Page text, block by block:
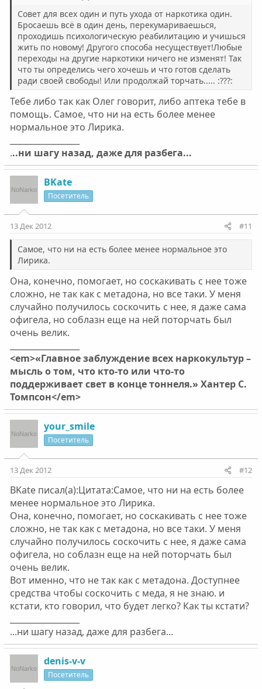
Совет для всех один и путь ухода от наркотика один.
Бросаешь всё в один день, перекумариваешься,
проходишь психологическую реабилитацию и учишься
жить по новому! Другого способа несуществует!Любые
переходы на другие наркотики ничего не изменят! Так
что ты определись чего хочешь и что готов сделать
ради своей свободы! Или продолжай торчать..... :???:
Тебе либо так как Олег говорит, либо аптека тебе в
помощь. Самое, что ни на есть более менее
нормальное это Лирика.
...ни шагу назад, даже для разбега...
BKate
Посетитель
13 Дек 2012 #11
Самое, что ни на есть более менее нормальное это
Лирика.
Она, конечно, помогает, но соскакивать с нее тоже
сложно, не так как с метадона, но все таки. У меня
случайно получилось соскочить с нее, я даже сама
офигела, но соблазн еще на ней поторчать был
очень велик.
<em>«Главное заблуждение всех наркокультур –
мысль о том, что кто-то или что-то
поддерживает свет в конце тоннеля.» Хантер С.
Томпсон</em>
your_smile
Посетитель
13 Дек 2012 #12
BKate писал(а):Цитата:Самое, что ни на есть более
менее нормальное это Лирика.
Она, конечно, помогает, но соскакивать с нее тоже
сложно, не так как с метадона, но все таки. У меня
случайно получилось соскочить с нее, я даже сама
офигела, но соблазн еще на ней поторчать был
очень велик.
Вот именно, что не так как с метадона. Доступнее
средства чтобы соскочить с меда, я не знаю. и
кстати, кто говорил, что будет легко? Как ты кстати?
...ни шагу назад, даже для разбега...
denis-v-v
Посетитель